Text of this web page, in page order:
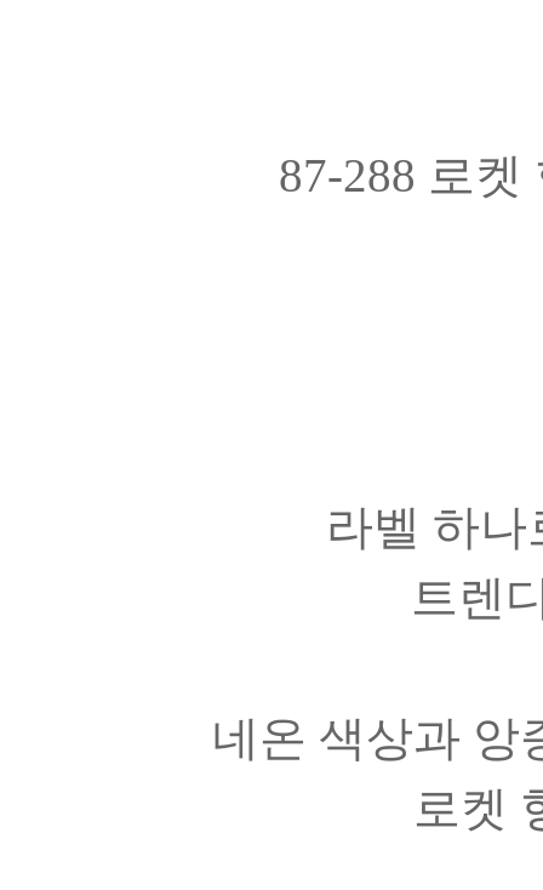
87-288 로
라벨 하나
트렌
네온 색상과 앙
로켓